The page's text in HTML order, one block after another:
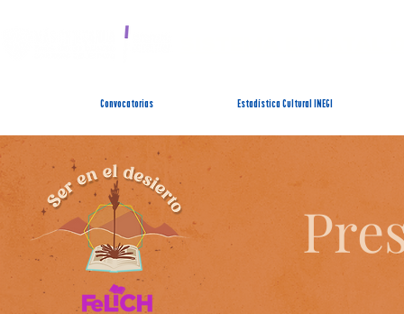
Convocatorias Estadística Cultural INEGI